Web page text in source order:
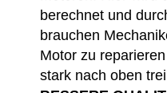
berechnet und
brauchen
Motor zu
stark nach oben